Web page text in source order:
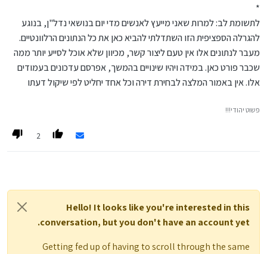
*
לתשומת לב: למרות שאני מייעץ לאנשים מדי יום בנושאי נדל"ן, בנוגע
להגרלה הספציפית הזו השתדלתי להביא כאן את כל הנתונים הרלוונטיים.
מעבר לנתונים אלו אין טעם ליצור קשר, מכיוון שלא אוכל לסייע יותר ממה
שכבר פורט כאן. במידה ויהיו שינויים בהמשך, אפרסם עדכונים בעמודים
אלו. אין באמור המלצה לבחירת דירה וכל אחד יחליט לפי שיקול דעתו
פשוט יהודי!!!
2
Hello! It looks like you're interested in this
conversation, but you don't have an account yet.
Getting fed up of having to scroll through the same